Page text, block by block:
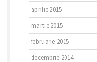
aprilie 2015
martie 2015
februarie 2015
decembrie 2014